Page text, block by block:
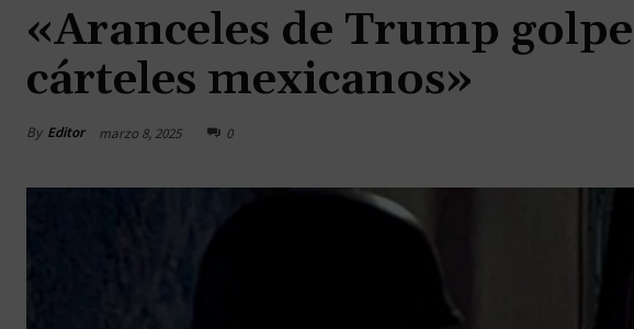
«Aranceles de Trump
cárteles mexicanos»
By Editor marzo 8, 2025 0